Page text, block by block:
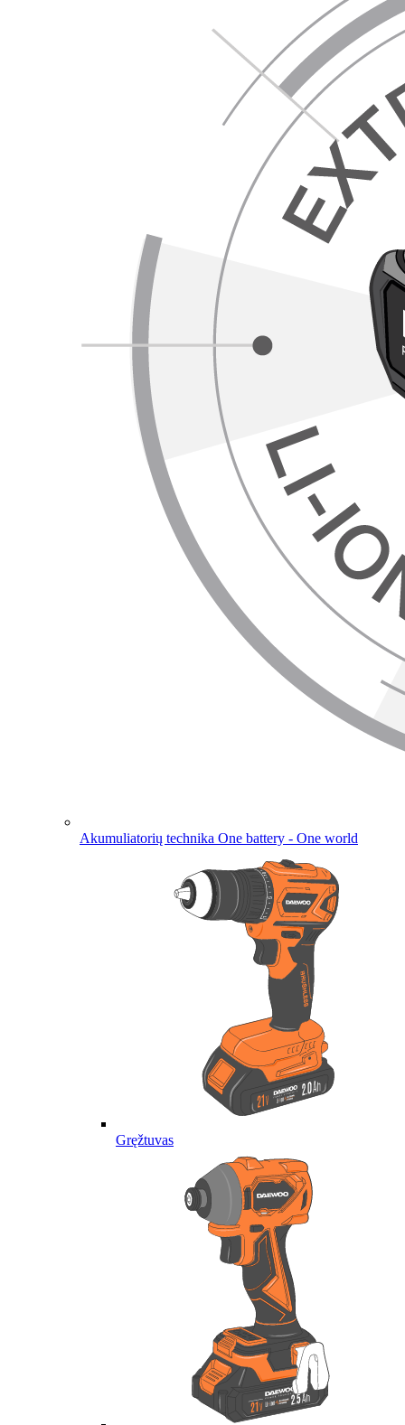
Akumuliatorių technika One battery - One world
Gręžtuvas